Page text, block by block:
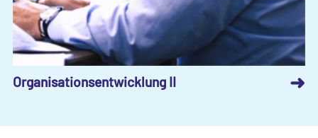
Organisationsentwicklung II ➜